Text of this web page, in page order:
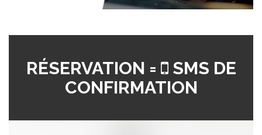
RÉSERVATION =
SMS DE
CONFIRMATION